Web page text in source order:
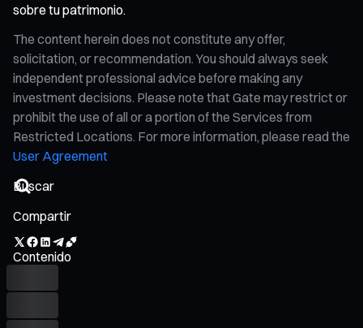
sobre tu patrimonio.
The content herein does not constitute any offer,
solicitation, or recommendation. You should always seek
independent professional advice before making any
investment decisions. Please note that Gate may restrict or
prohibit the use of all or a portion of the Services from
Restricted Locations. For more information, please read the
User Agreement
Compartir
Contenido